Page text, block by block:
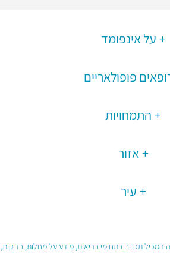
על אינפומד
פופולאריים
התמחויות
אזור
עיר
המכיל תכנים בתחומי בריאות, מידע על מחלות, בדיקות,